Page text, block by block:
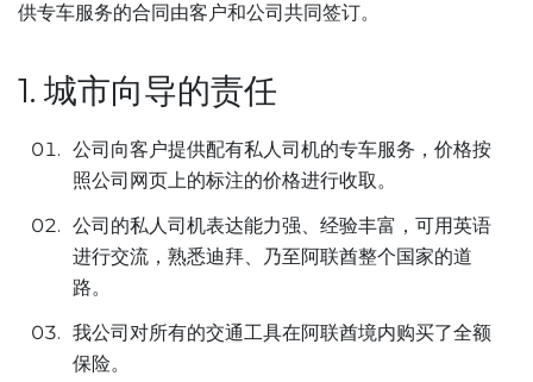
供专车服务的合同由客户和公司共同签订。
1. 城市向导的责任
公司向客户提供配有私人司机的专车服务，价格按
照公司网页上的标注的价格进行收取。
公司的私人司机表达能力强、经验丰富，可用英语
进行交流，熟悉迪拜、乃至阿联酋整个国家的道
路。
我公司对所有的交通工具在阿联酋境内购买了全额
保险。